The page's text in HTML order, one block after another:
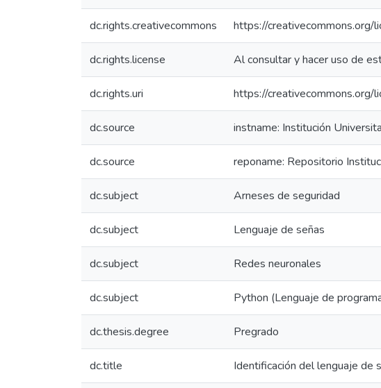
dc.rights.creativecommons https://creativecommons.org/
dc.rights.license Al consultar y hacer uso de
dc.rights.uri https://creativecommons.org/
dc.source instname: Institución
dc.source reponame: Repositorio
dc.subject Arneses de seguridad
dc.subject Lenguaje de señas
dc.subject Redes neuronales
dc.subject Python (Lenguaje de
dc.thesis.degree Pregrado
dc.title Identificación del lenguaje de